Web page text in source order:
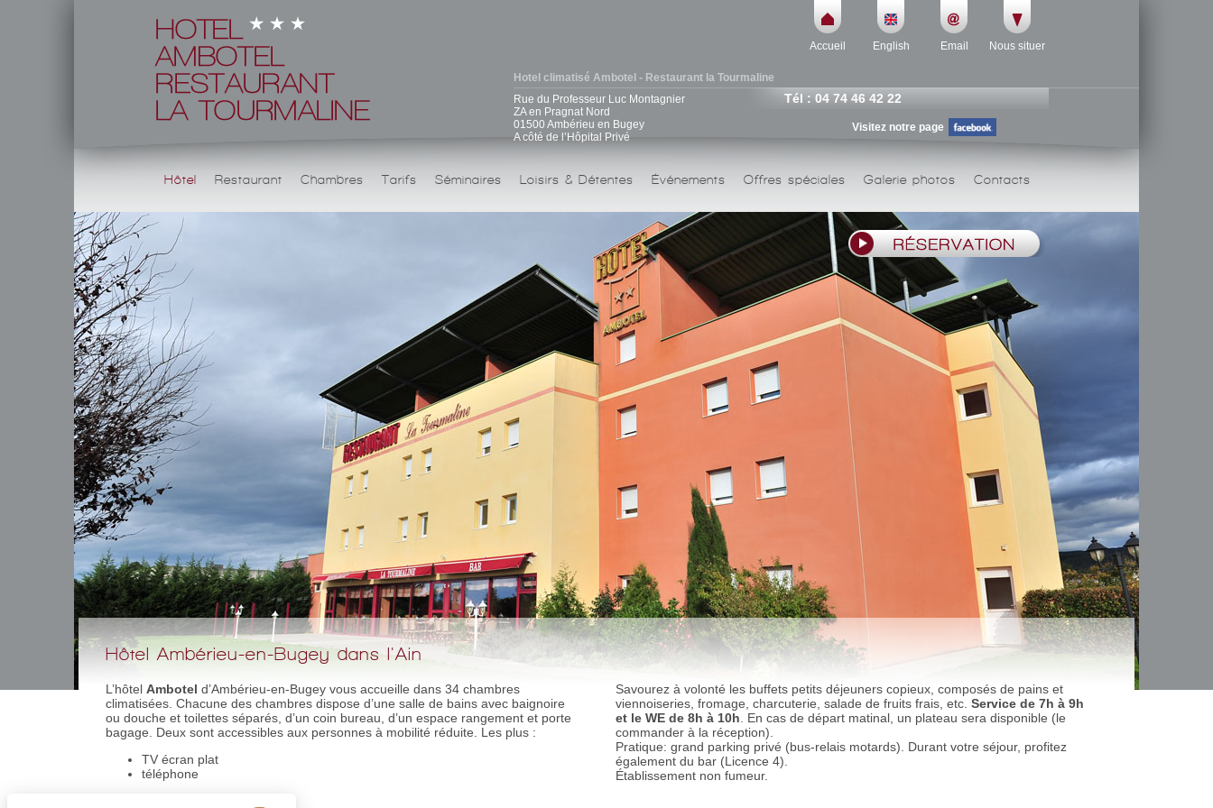
Nous situer
Email
English
Accueil
Hotel climatisé Ambotel - Restaurant la Tourmaline
Rue du Professeur Luc Montagnier
ZA en Pragnat Nord
01500 Ambérieu en Bugey
A côté de l’Hôpital Privé
Tél : 04 74 46 42 22
Visitez notre page
Hôtel Restaurant Chambres Tarifs Séminaires Loisirs & Détentes Événements Offres spéciales Galerie photos Contacts
Hôtel Ambérieu-en-Bugey dans l'Ain
L’hôtel Ambotel d’Ambérieu-en-Bugey vous accueille dans 34 chambres
climatisées. Chacune des chambres dispose d’une salle de bains avec baignoire
ou douche et toilettes séparés, d’un coin bureau, d’un espace rangement et porte
bagage. Deux sont accessibles aux personnes à mobilité réduite. Les plus :
TV écran plat
téléphone
Savourez à volonté les buffets petits déjeuners copieux, composés de pains et
viennoiseries, fromage, charcuterie, salade de fruits frais, etc. Service de 7h à 9h
et le WE de 8h à 10h . En cas de départ matinal, un plateau sera disponible (le
commander à la réception).
Pratique: grand parking privé (bus-relais motards). Durant votre séjour, profitez
également du bar (Licence 4).
Établissement non fumeur.